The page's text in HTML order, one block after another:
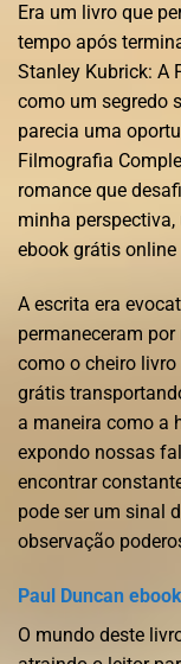
Era um livro que
tempo após
Stanley Kubrick: A
como um segredo
parecia uma
Filmografia
romance que
minha
ebook grátis online
A escrita era
permaneceram
como o cheiro
grátis
a maneira como a
expondo nossas
encontrar
pode ser um sinal
observação
Paul Duncan
O mundo deste